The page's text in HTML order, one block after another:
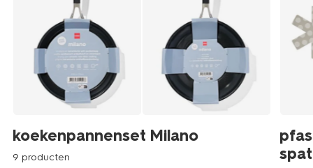
koekenpannenset Milano
9 producten